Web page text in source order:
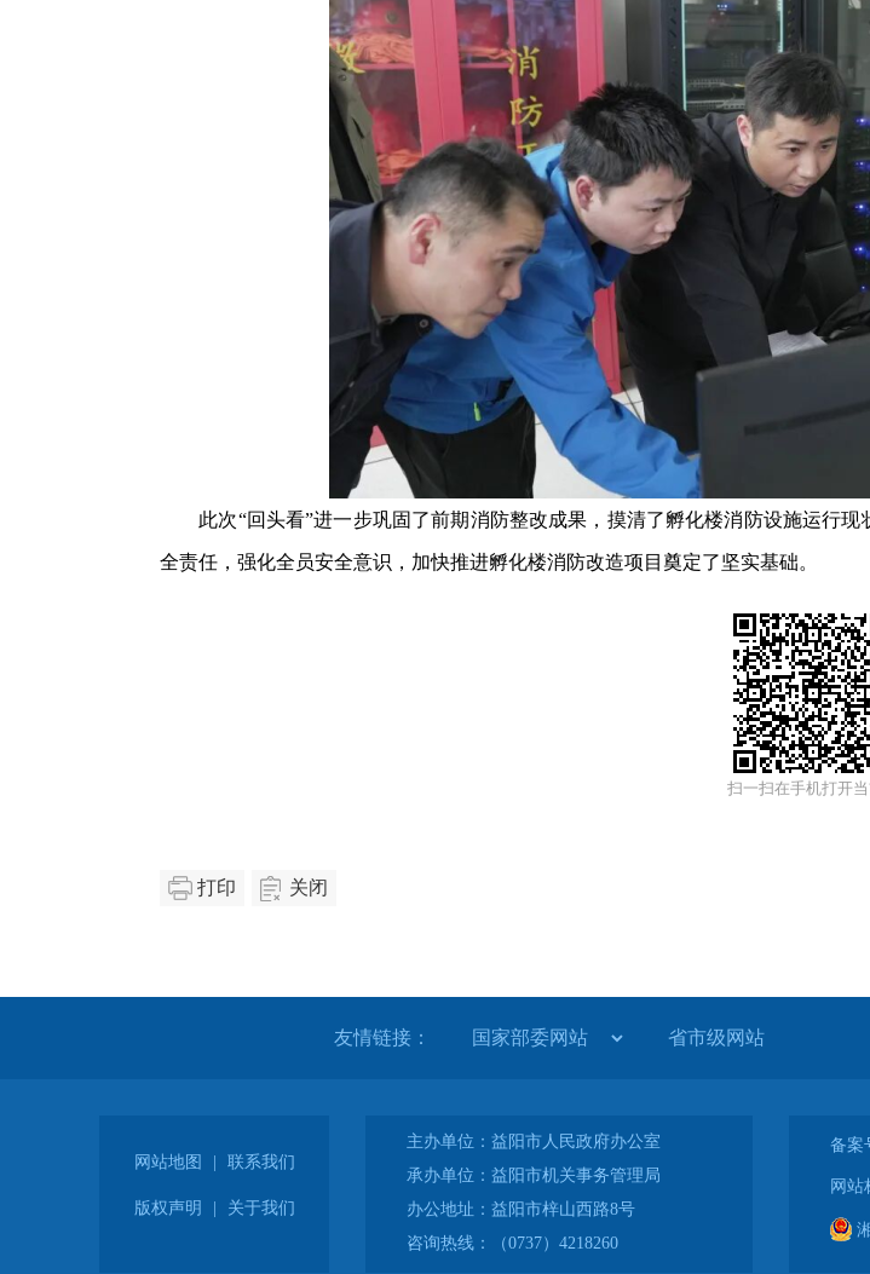
此次“回头看”进一步巩固了前期消防整改成果，摸清了孵化楼消防设施运行现
全责任，强化全员安全意识，加快推进孵化楼消防改造项目奠定了坚实基础。
扫一扫在手机打开
打印 关闭
友情链接：
网站地图 联系我们
版权声明 关于我们
主办单位：益阳市人民政府办公室
承办单位：益阳市机关事务管理局
办公地址：益阳市梓山西路8号
咨询热线：（0737）4218260
备案
网站